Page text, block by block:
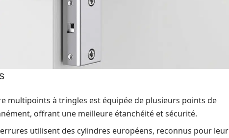
multipoints à tringles est équipée de plusieurs points de
offrant une meilleure étanchéité et sécurité.
utilisent des cylindres européens, reconnus pour leur